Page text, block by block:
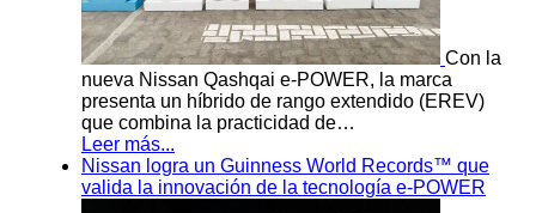
Con la
nueva Nissan Qashqai e-POWER, la marca
presenta un híbrido de rango extendido (EREV)
que combina la practicidad de…
Leer más...
Nissan logra un Guinness World Records™ que
valida la innovación de la tecnología e-POWER